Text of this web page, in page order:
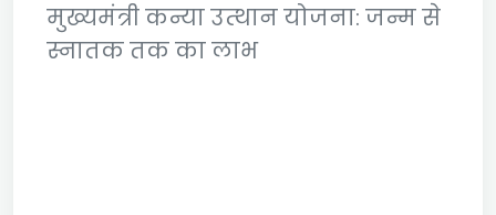
मुख्यमंत्री कन्या उत्थान योजना: जन्म से
स्नातक तक का लाभ